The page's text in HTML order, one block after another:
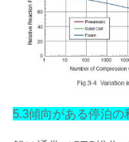
5.3傾向がある停泊の